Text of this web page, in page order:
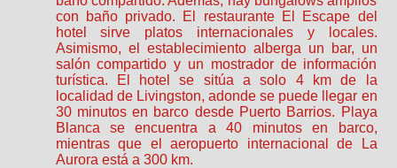
con baño privado. El restaurante El Escape del
hotel sirve platos internacionales y locales.
Asimismo, el establecimiento alberga un bar, un
salón compartido y un mostrador de información
turística. El hotel se sitúa a solo 4 km de la
localidad de Livingston, adonde se puede llegar en
30 minutos en barco desde Puerto Barrios. Playa
Blanca se encuentra a 40 minutos en barco,
mientras que el aeropuerto internacional de La
Aurora está a 300 km.